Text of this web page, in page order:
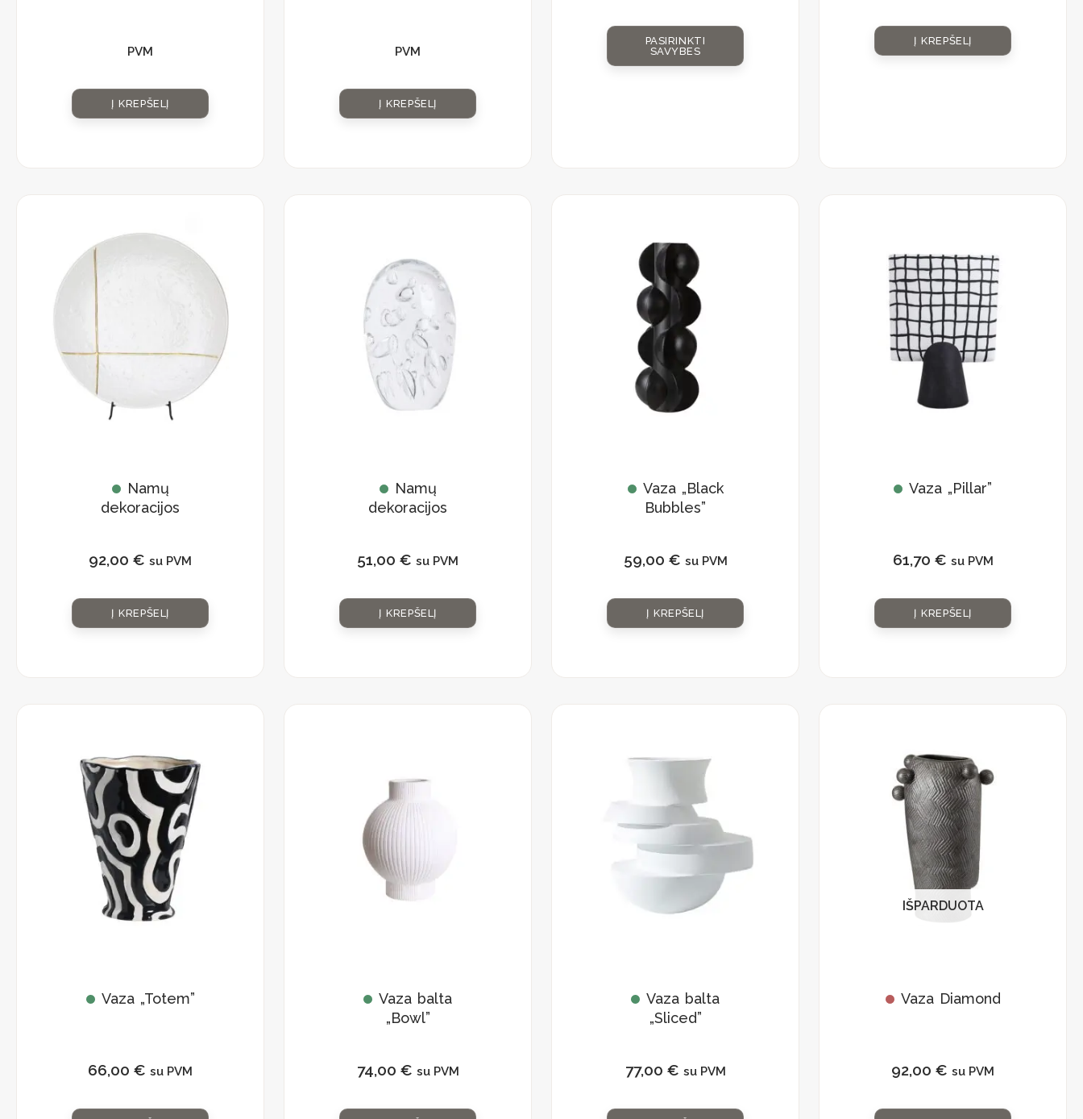
PVM
Į KREPŠELĮ
PVM
Į KREPŠELĮ
PASIRINKTI
SAVYBES
Į KREPŠELĮ
Namų
dekoracijos
92,00 € su PVM
Į KREPŠELĮ
Namų
dekoracijos
51,00 € su PVM
Į KREPŠELĮ
Vaza „Black
Bubbles”
59,00 € su PVM
Į KREPŠELĮ
Vaza „Pillar”
61,70 € su PVM
Į KREPŠELĮ
Vaza „Totem”
66,00 € su PVM
Vaza balta
„Bowl”
74,00 € su PVM
Vaza balta
„Sliced”
77,00 € su PVM
IŠPARDUOTA
Vaza Diamond
92,00 € su PVM